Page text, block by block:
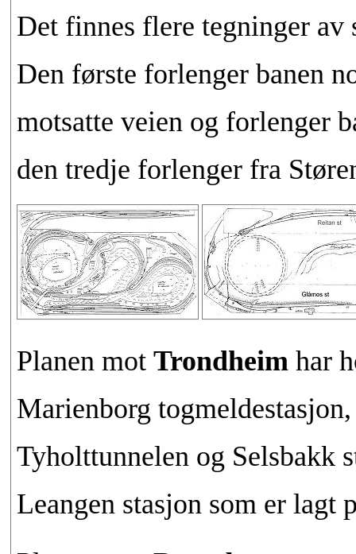
Det finnes flere tegninger av
Den første forlenger banen
motsatte veien og forlenger
den tredje forlenger fra
Planen mot Trondheim har
Marienborg
Tyholttunnelen og Selsbakk
Leangen stasjon som er lagt